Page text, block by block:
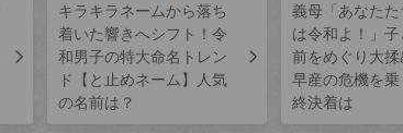
キラキラネームから落ち
着いた響きへシフト！令
和男子の特大命名トレン
ド【と止めネーム】人気
の名前は？
義母「あなた
は令和よ！」
前をめぐり大
早産の危機を
終決着は